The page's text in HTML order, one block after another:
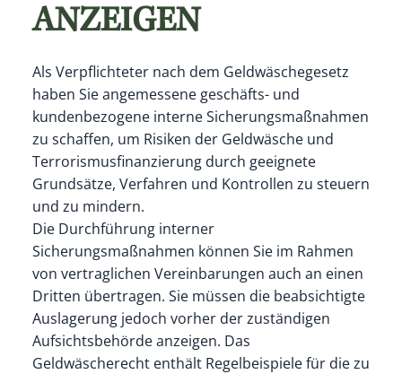
NZEIGEN
Als Verpflichteter nach dem Geldwäschegesetz
haben Sie angemessene geschäfts- und
kundenbezogene interne Sicherungsmaßnahmen
zu schaffen, um Risiken der Geldwäsche und
Terrorismusfinanzierung durch geeignete
Grundsätze, Verfahren und Kontrollen zu steuern
und zu mindern.
Die Durchführung interner
Sicherungsmaßnahmen können Sie im Rahmen
von vertraglichen Vereinbarungen auch an einen
Dritten übertragen. Sie müssen die beabsichtigte
Auslagerung jedoch vorher der zuständigen
Aufsichtsbehörde anzeigen. Das
Geldwäscherecht enthält Regelbeispiele für die zu